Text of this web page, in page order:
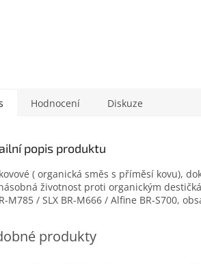
Hodnocení Diskuze
popis produktu
( organická směs s příměsí kovu),
životnost proti organickým
M785 / SLX BR-M666 / Alfine BR-S700,